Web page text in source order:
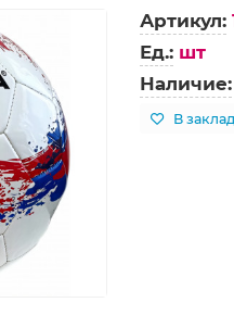
Артикул:
Ед.: шт
Наличие:
В